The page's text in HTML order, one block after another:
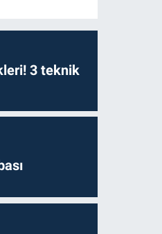
3 teknik